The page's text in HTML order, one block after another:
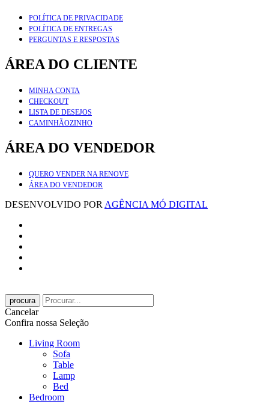
POLÍTICA DE PRIVACIDADE
POLÍTICA DE ENTREGAS
PERGUNTAS E RESPOSTAS
ÁREA DO CLIENTE
MINHA CONTA
CHECKOUT
LISTA DE DESEJOS
CAMINHÃOZINHO
ÁREA DO VENDEDOR
QUERO VENDER NA RENOVE
ÁREA DO VENDEDOR
DESENVOLVIDO POR AGÊNCIA MÓ DIGITAL
procura
Cancelar
Confira nossa Seleção
Living Room
Sofa
Table
Lamp
Bed
Bedroom